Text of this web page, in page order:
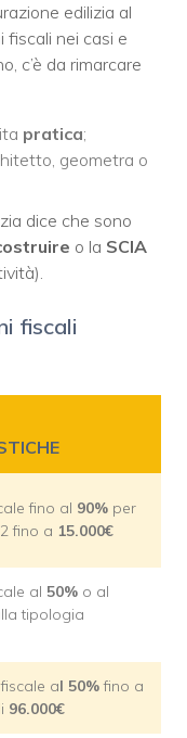
edilizia al
fiscali nei casi e
c’è da rimarcare
pratica;
geometra o
dice che sono
o la SCIA
fiscali
fino al 90% per
fino a 15.000€
al 50% o al
tipologia
al 50%fino a
96.000€